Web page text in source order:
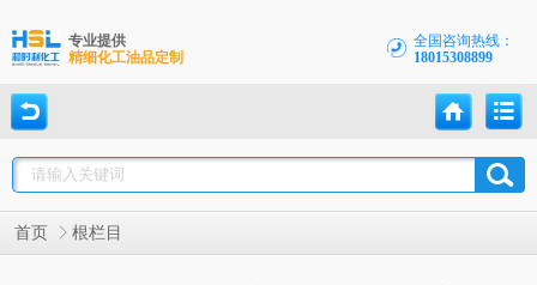
全国咨询热线：
18015308899
专业提供
精细化工油品定制
首页 根栏目